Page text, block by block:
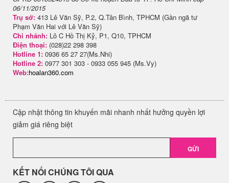
06/11/2015
Trụ sở: 413 Lê Văn Sỹ, P.2, Q.Tân Bình, TPHCM (Gần ngã tư
Phạm Văn Hai với Lê Văn Sỹ)
Chi nhánh: Lô C Hồ Thị Kỷ, P1, Q10, TPHCM
Điện thoại: (028)22 298 398
Hotline 1: 0936 65 27 27(Ms.Nhi)
Hotline 2: 0977 301 303 - 0933 055 945 (Ms.Vy)
Web:hoalan360.com
Cập nhật thông tin khuyến mãi nhanh nhất hưởng quyền lợi
giảm giá riêng biệt
GỬI
KẾT NỐI CHÚNG TÔI QUA